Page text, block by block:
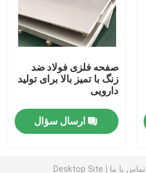
صفحه فلزی فولاد ضد
زنگ با تمیز بالا برای تولید
دارویی
ارسال سؤال
تماس با ما Desktop Site